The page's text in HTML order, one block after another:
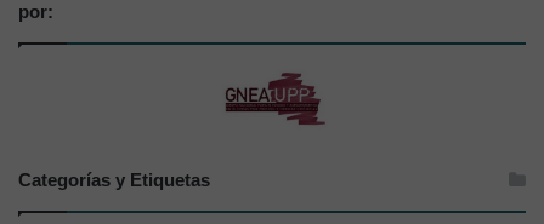
por:
Categorías y Etiquetas